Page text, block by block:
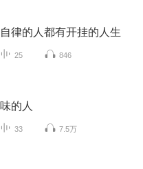
自律的人都有开挂的人生
25 846
味的人
33 7.5万